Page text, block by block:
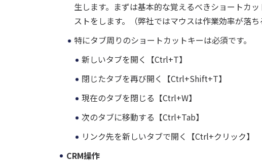
生します。まずは基本的な覚えるべきショートカ
ストをします。（弊社ではマウスは作業効率が落ち
特にタブ周りのショートカットキーは必須です。
新しいタブを開く【Ctrl+T】
閉じたタブを再び開く【Ctrl+Shift+T】
現在のタブを閉じる【Ctrl+W】
次のタブに移動する【Ctrl+Tab】
リンク先を新しいタブで開く【Ctrl+クリック】
CRM操作